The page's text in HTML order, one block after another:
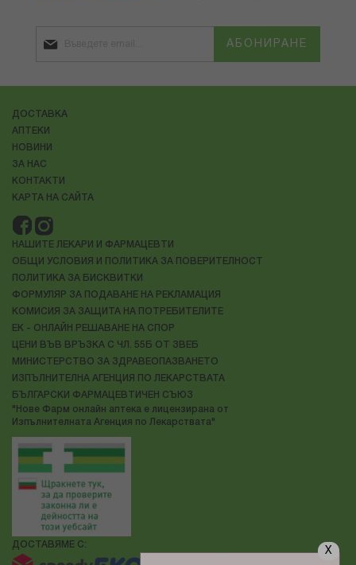
X
АБОНИРАНЕ
ДОСТАВКА
АПТЕКИ
НОВИНИ
ЗА НАС
КОНТАКТИ
КАРТА НА САЙТА
НАШИТЕ ЛЕКАРИ И ФАРМАЦЕВТИ
ОБЩИ УСЛОВИЯ И ПОЛИТИКА ЗА ПОВЕРИТЕЛНОСТ
ПОЛИТИКА ЗА БИСКВИТКИ
ФОРМУЛЯР ЗА ПОДАВАНЕ НА РЕКЛАМАЦИЯ
КОМИСИЯ ЗА ЗАЩИТА НА ПОТРЕБИТЕЛИТЕ
ЕК - ОНЛАЙН РЕШАВАНЕ НА СПОР
ЦЕНИ ВЪВ ВРЪЗКА С ЧЛ. 55Б ОТ ЗВЕБ
МИНИСТЕРСТВО ЗА ЗДРАВЕОПАЗВАНЕТО
ИЗПЪЛНИТЕЛНА АГЕНЦИЯ ПО ЛЕКАРСТВАТА
БЪЛГАРСКИ ФАРМАЦЕВТИЧЕН СЪЮЗ
"Нове Фарм онлайн аптека е лицензирана от
Изпълнителната Агенция по Лекарствата"
ДОСТАВЯМЕ С: